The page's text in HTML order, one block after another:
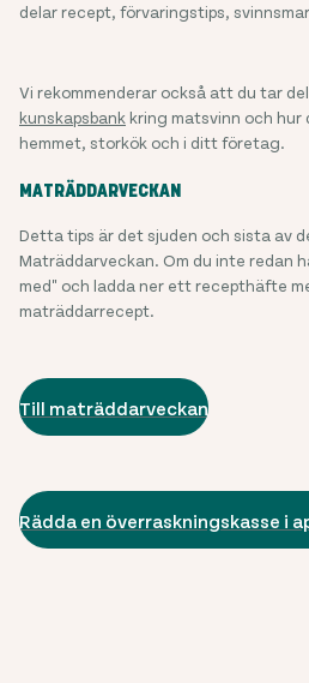
delar recept, förvaringstips,
Vi rekommenderar också att du tar
kunskapsbank kring matsvinn och hur
hemmet, storkök och i ditt företag.
MATRÄDDARVECKAN
Detta tips är det sjuden och sista av
Maträddarveckan. Om du inte redan
med" och ladda ner ett recepthäfte
maträddarrecept.
Till maträddarveckan
Rädda en överraskningskasse i